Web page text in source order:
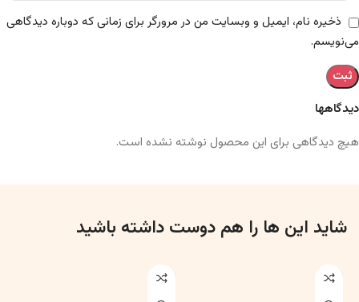
دیدگاهها
هیچ دیدگاهی برای این محصول نوشته نشده است.
ذخیره نام، ایمیل و وبسایت من در مرورگر برای زمانی که دوباره دیدگاهی
می‌نویسم.
شاید این ها را هم دوست داشته باشید